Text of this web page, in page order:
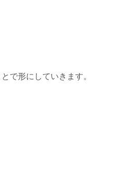
で形にしていきます。